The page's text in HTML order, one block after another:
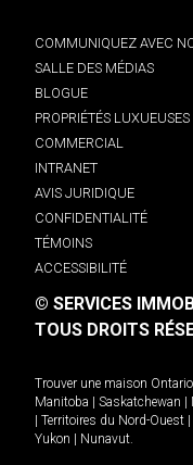
COMMUNIQUEZ AVEC
SALLE DES MÉDIAS
BLOGUE
PROPRIÉTÉS LUXUEUSES
COMMERCIAL
INTRANET
AVIS JURIDIQUE
CONFIDENTIALITÉ
TÉMOINS
ACCESSIBILITÉ
© SERVICES
TOUS DROITS
Trouver une maison Ontario
Manitoba
Saskatchewan
Territoires du Nord-Ouest
Yukon
Nunavut.